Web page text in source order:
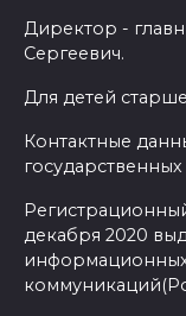
Директор -
Сергеевич.
Для детей старше
Контактные
декабря 2020